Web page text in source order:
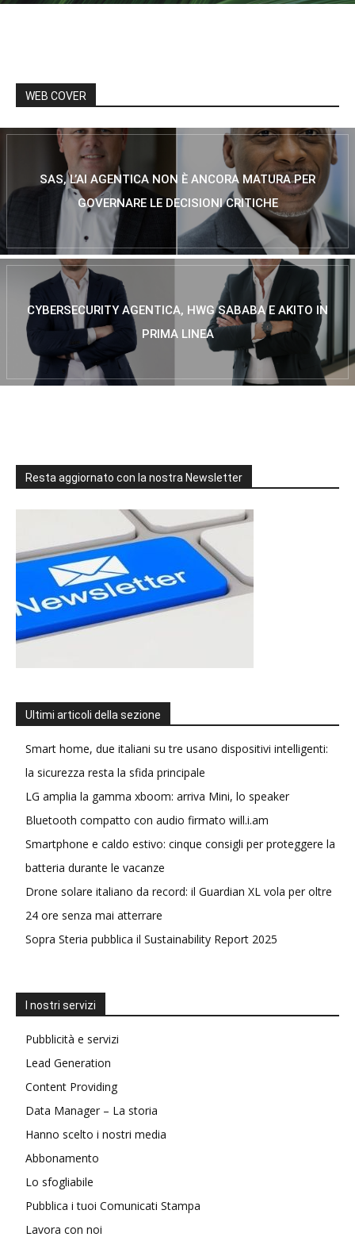
WEB COVER
SAS, L’AI AGENTICA NON È ANCORA MATURA PER
GOVERNARE LE DECISIONI CRITICHE
CYBERSECURITY AGENTICA, HWG SABABA E AKITO IN
PRIMA LINEA
Resta aggiornato con la nostra Newsletter
Ultimi articoli della sezione
Smart home, due italiani su tre usano dispositivi intelligenti:
la sicurezza resta la sfida principale
LG amplia la gamma xboom: arriva Mini, lo speaker
Bluetooth compatto con audio firmato will.i.am
Smartphone e caldo estivo: cinque consigli per proteggere la
batteria durante le vacanze
Drone solare italiano da record: il Guardian XL vola per oltre
24 ore senza mai atterrare
Sopra Steria pubblica il Sustainability Report 2025
I nostri servizi
Pubblicità e servizi
Lead Generation
Content Providing
Data Manager – La storia
Hanno scelto i nostri media
Abbonamento
Lo sfogliabile
Pubblica i tuoi Comunicati Stampa
Lavora con noi